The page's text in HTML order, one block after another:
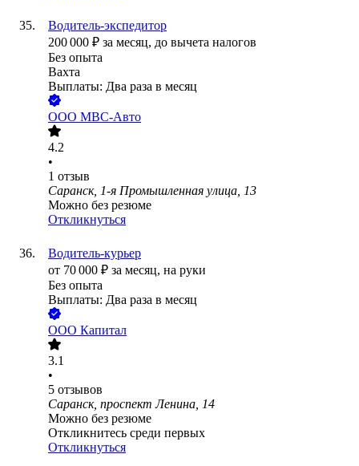
Водитель-экспедитор
200 000 ₽ за месяц, до вычета налогов
Без опыта
Вахта
Выплаты: Два раза в месяц
ООО МВС-Авто
4.2
•
1 отзыв
Саранск, 1-я Промышленная улица, 13
Можно без резюме
Откликнуться
Водитель-курьер
от 70 000 ₽ за месяц, на руки
Без опыта
Выплаты: Два раза в месяц
ООО Капитал
3.1
•
5 отзывов
Саранск, проспект Ленина, 14
Можно без резюме
Откликнитесь среди первых
Откликнуться